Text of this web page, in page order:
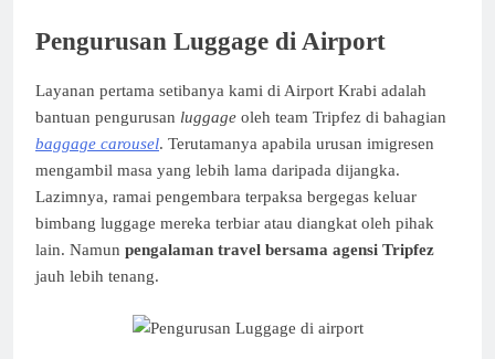
Pengurusan Luggage di Airport
Layanan pertama setibanya kami di Airport Krabi adalah
bantuan pengurusan luggage oleh team Tripfez di bahagian
baggage carousel. Terutamanya apabila urusan imigresen
mengambil masa yang lebih lama daripada dijangka.
Lazimnya, ramai pengembara terpaksa bergegas keluar
bimbang luggage mereka terbiar atau diangkat oleh pihak
lain. Namun pengalaman travel bersama agensi Tripfez
jauh lebih tenang.